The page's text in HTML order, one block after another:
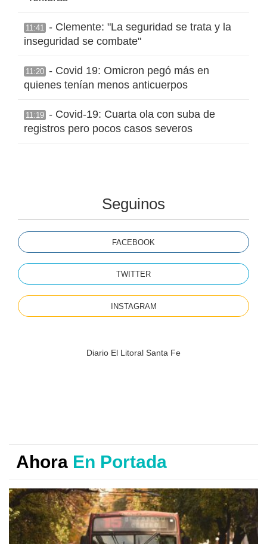
11:41 - Clemente: "La seguridad se trata y la
inseguridad se combate"
11:20 - Covid 19: Omicron pegó más en
quienes tenían menos anticuerpos
11:19 - Covid-19: Cuarta ola con suba de
registros pero pocos casos severos
Seguinos
FACEBOOK
TWITTER
INSTAGRAM
Diario El Litoral Santa Fe
Ahora En Portada